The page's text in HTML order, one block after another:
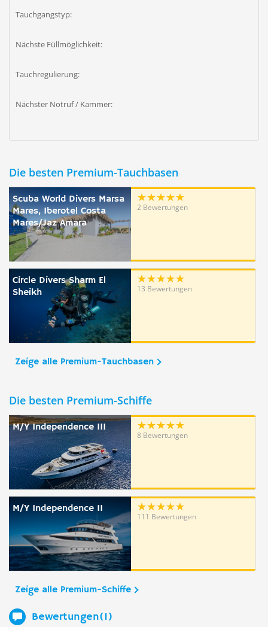
Tauchgangstyp:
Nächste Füllmöglichkeit:
Tauchregulierung:
Nächster Notruf / Kammer:
Die besten Premium-Tauchbasen
Scuba World Divers Marsa
Mares, Iberotel Costa
Mares/Jaz Amara
2 Bewertungen
Circle Divers Sharm El
Sheikh
13 Bewertungen
Zeige alle Premium-Tauchbasen
Die besten Premium-Schiffe
M/Y Independence III
8 Bewertungen
M/Y Independence II
111 Bewertungen
Zeige alle Premium-Schiffe
Bewertungen(1)